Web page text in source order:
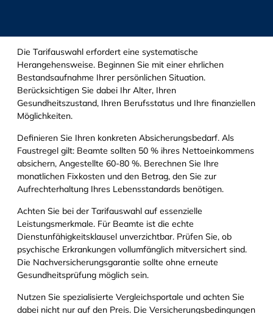
Die Tarifauswahl erfordert eine systematische
Herangehensweise. Beginnen Sie mit einer ehrlichen
Bestandsaufnahme Ihrer persönlichen Situation.
Berücksichtigen Sie dabei Ihr Alter, Ihren
Gesundheitszustand, Ihren Berufsstatus und Ihre finanziellen
Möglichkeiten.
Definieren Sie Ihren konkreten Absicherungsbedarf. Als
Faustregel gilt: Beamte sollten 50 % ihres Nettoeinkommens
absichern, Angestellte 60-80 %. Berechnen Sie Ihre
monatlichen Fixkosten und den Betrag, den Sie zur
Aufrechterhaltung Ihres Lebensstandards benötigen.
Achten Sie bei der Tarifauswahl auf essenzielle
Leistungsmerkmale. Für Beamte ist die echte
Dienstunfähigkeitsklausel unverzichtbar. Prüfen Sie, ob
psychische Erkrankungen vollumfänglich mitversichert sind.
Die Nachversicherungsgarantie sollte ohne erneute
Gesundheitsprüfung möglich sein.
Nutzen Sie spezialisierte Vergleichsportale und achten Sie
dabei nicht nur auf den Preis. Die Versicherungsbedingungen